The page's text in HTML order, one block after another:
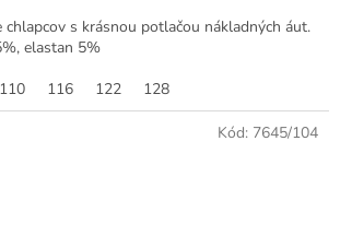
chlapcov s krásnou potlačou nákladných áut.
elastan 5%
110 116 122 128
Kód: 7645/104